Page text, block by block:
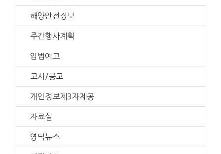
해양안전정보
주간행사계획
입법예고
고시/공고
개인정보제3자제공
자료실
영덕뉴스